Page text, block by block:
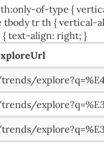
of-type {
tbody tr th { vertical-
{ text-align: right; }